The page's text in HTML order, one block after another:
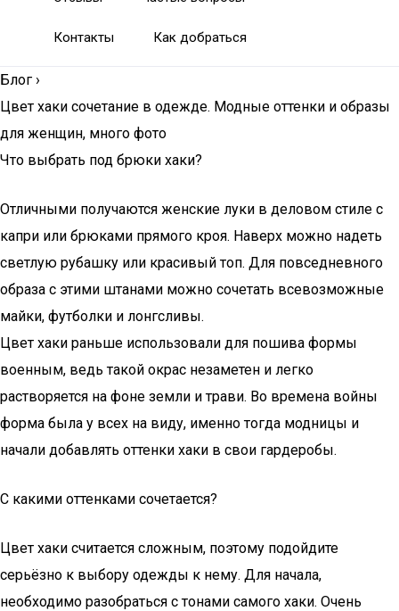
Контакты Как добраться
Блог ›
Цвет хаки сочетание в одежде. Модные оттенки и образы
для женщин, много фото
Что выбрать под брюки хаки?
Отличными получаются женские луки в деловом стиле с
капри или брюками прямого кроя. Наверх можно надеть
светлую рубашку или красивый топ. Для повседневного
образа с этими штанами можно сочетать всевозможные
майки, футболки и лонгсливы.
Цвет хаки раньше использовали для пошива формы
военным, ведь такой окрас незаметен и легко
растворяется на фоне земли и трави. Во времена войны
форма была у всех на виду, именно тогда модницы и
начали добавлять оттенки хаки в свои гардеробы.
С какими оттенками сочетается?
Цвет хаки считается сложным, поэтому подойдите
серьёзно к выбору одежды к нему. Для начала,
необходимо разобраться с тонами самого хаки. Очень